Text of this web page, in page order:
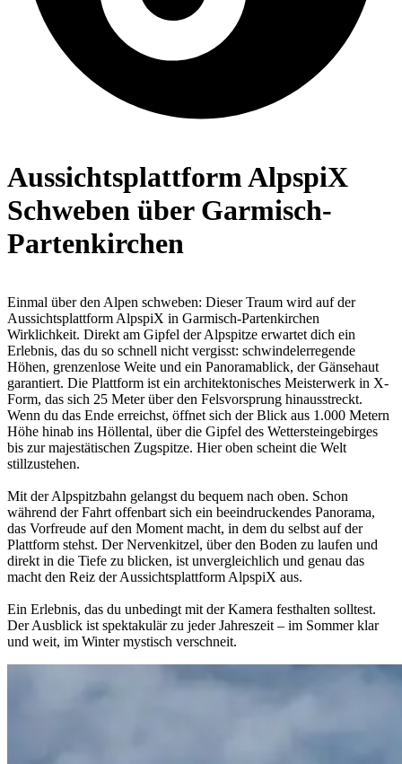
Aussichtsplattform AlpspiX
Schweben über Garmisch-
Partenkirchen
Einmal über den Alpen schweben: Dieser Traum wird auf der
Aussichtsplattform AlpspiX in Garmisch-Partenkirchen
Wirklichkeit. Direkt am Gipfel derAlpspitze erwartet dich ein
Erlebnis, das du so schnell nicht vergisst: schwindelerregende
Höhen, grenzenlose Weite und ein Panoramablick, der Gänsehaut
garantiert. Die Plattform ist ein architektonisches Meisterwerk in X-
Form, das sich 25 Meter über den Felsvorsprung hinausstreckt.
Wenn du das Ende erreichst, öffnet sich der Blick aus 1.000 Metern
Höhe hinab ins Höllental, über die Gipfel des Wettersteingebirges
bis zur majestätischen Zugspitze. Hier oben scheint die Welt
stillzustehen.
Mit derAlpspitzbahn gelangst du bequem nach oben. Schon
während der Fahrt offenbart sich ein beeindruckendes Panorama,
das Vorfreude auf den Moment macht, in dem du selbst auf der
Plattform stehst. Der Nervenkitzel, über den Boden zu laufen und
direkt in die Tiefe zu blicken, ist unvergleichlich und genau das
macht den Reiz derAussichtsplattform AlpspiX aus.
Ein Erlebnis, das du unbedingt mit der Kamera festhalten solltest.
Der Ausblick ist spektakulär zu jeder Jahreszeit – im Sommer klar
und weit, im Winter mystisch verschneit.